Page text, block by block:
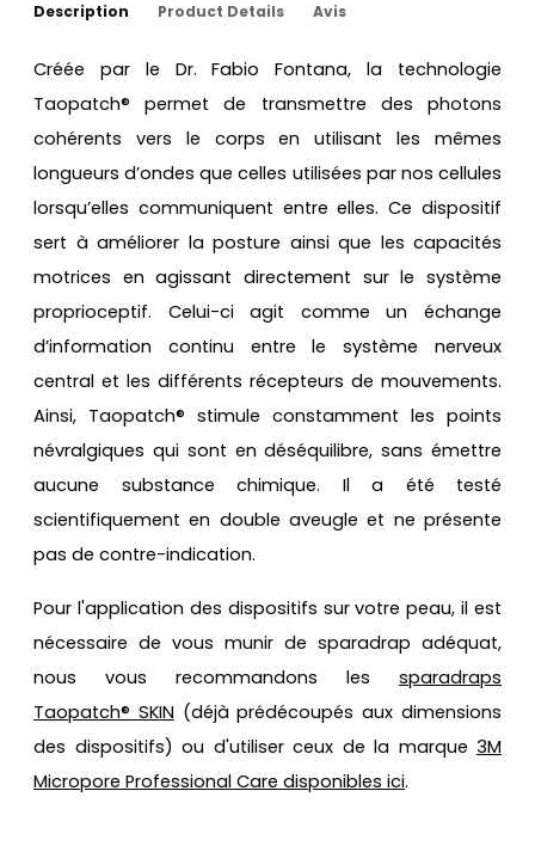
Description Product Details Avis
Créée par le Dr. Fabio Fontana, la technologie
Taopatch® permet de transmettre des photons
cohérents vers le corps en utilisant les mêmes
longueurs d’ondes que celles utilisées par nos cellules
lorsqu’elles communiquent entre elles. Ce dispositif
sert à améliorer la posture ainsi que les capacités
motrices en agissant directement sur le système
proprioceptif. Celui-ci agit comme un échange
d’information continu entre le système nerveux
central et les différents récepteurs de mouvements.
Ainsi, Taopatch® stimule constamment les points
névralgiques qui sont en déséquilibre, sans émettre
aucune substance chimique. Il a été testé
scientifiquement en double aveugle et ne présente
pas de contre-indication.
Pour l'application des dispositifs sur votre peau, il est
nécessaire de vous munir de sparadrap adéquat,
nous vous recommandons les sparadraps
Taopatch® SKIN (déjà prédécoupés aux dimensions
des dispositifs) ou d'utiliser ceux de la marque 3M
Micropore Professional Care disponibles ici.